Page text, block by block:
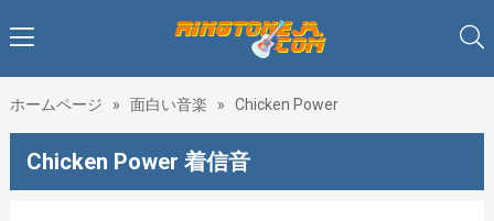
ホームページ » 面白い音楽 » Chicken Power
Chicken Power 着信音